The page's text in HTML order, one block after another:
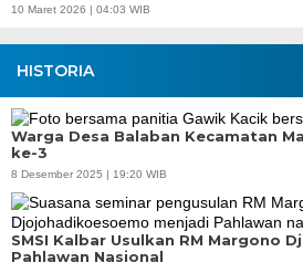
10 Maret 2026 | 04:03 WIB
HISTORIA
Warga Desa Balaban Kecamatan
ke-3
8 Desember 2025 | 19:20 WIB
SMSI Kalbar Usulkan RM Margono
Pahlawan Nasional